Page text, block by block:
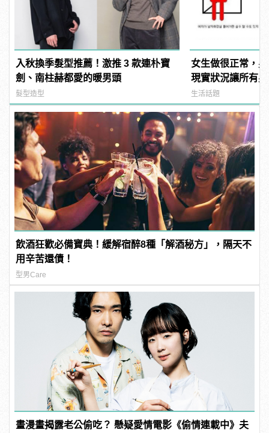
入秋換季髮型推薦！激推 3 款連朴寶
劍、南柱赫都愛的暖男頭
髮型造型
女生做很正常，
現實狀況讓所有
公平」！
生活話題
飲酒狂歡必備寶典！緩解宿醉8種「解酒秘方」，隔天不
用辛苦還債！
型男Care
畫漫畫揭露老公偷吃？ 懸疑愛情電影《偷情連載中》夫